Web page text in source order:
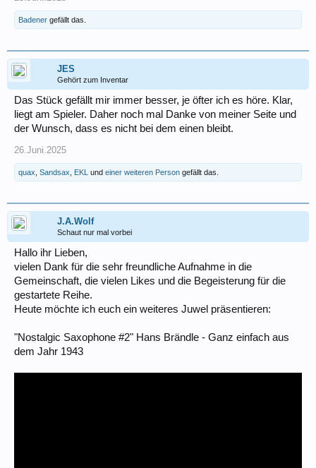
Badener gefällt das.
JES
Gehört zum Inventar
Das Stück gefällt mir immer besser, je öfter ich es höre. Klar,
liegt am Spieler. Daher noch mal Danke von meiner Seite und
der Wunsch, dass es nicht bei dem einen bleibt.
26.Juni.2025
quax Sandsax EKL und einer weiteren Person gefällt das.
J.A.Wolf
Schaut nur mal vorbei
Hallo ihr Lieben,
vielen Dank für die sehr freundliche Aufnahme in die
Gemeinschaft, die vielen Likes und die Begeisterung für die
gestartete Reihe.
Heute möchte ich euch ein weiteres Juwel präsentieren:
"Nostalgic Saxophone #2" Hans Brändle - Ganz einfach aus
dem Jahr 1943